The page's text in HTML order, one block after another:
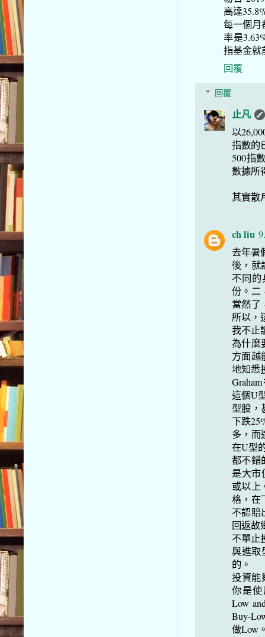
高達
每一個月
率是
指基金就
回覆
回覆
止凡
以
指數的
500指
數據所
其實散
ch liu
去年暑
後，就
不同
份。二
當然了
所以，
我不止
為什麼
方面越
地知悉
這個U
型股，
下跌
多，而
在U型
都不錯
是大市
或以上
格，在
不認賠
回返故
不單止
與進取
的。
投資能
你是使
Low
Buy-
做Low